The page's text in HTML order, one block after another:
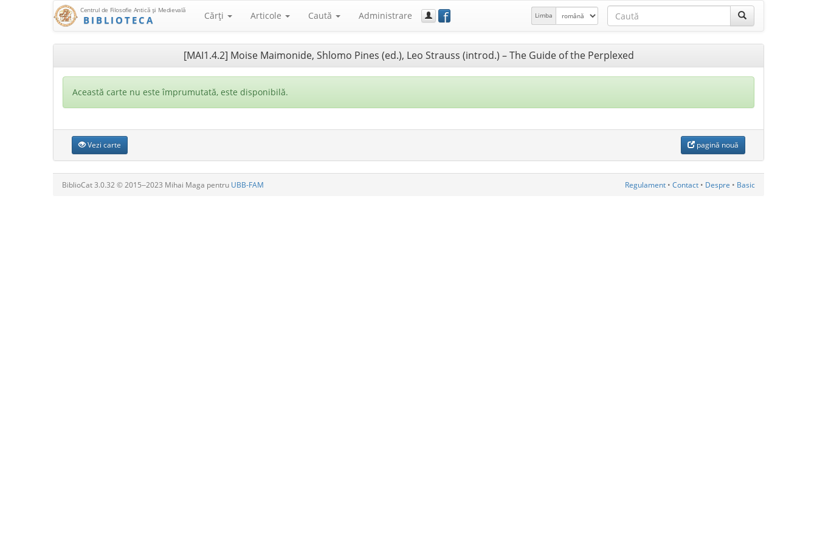
Centrul de Filosofie Antică şi Medievală
BIBLIOTECA Cărţi Articole Caută Administrare f Limba
[MAI1.4.2] Moise Maimonide, Shlomo Pines (ed.), Leo Strauss (introd.) – The Guide of the Perplexed
Această carte nu este împrumutată, este disponibilă.
Vezi carte pagină nouă
BiblioCat 3.0.32 © 2015‒2023 Mihai Maga pentru UBB-FAM Regulament • Contact • Despre • Basic